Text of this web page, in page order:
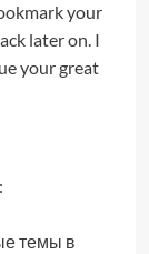
your
later on. I
your great
темы в